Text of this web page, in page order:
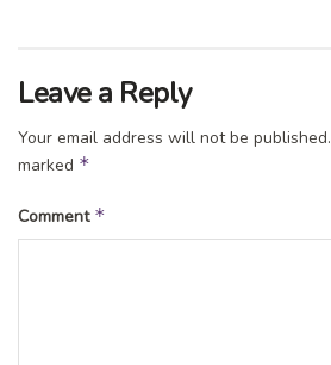
Leave a Reply
Your email address will not be published.
marked *
Comment *